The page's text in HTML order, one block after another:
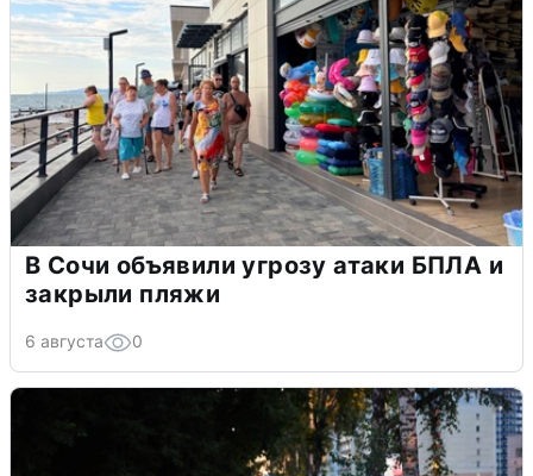
В Сочи объявили угрозу атаки БПЛА и
закрыли пляжи
6 августа 0